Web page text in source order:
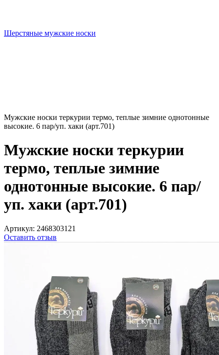
Шерстяные мужские носки
Мужские носки теркурии термо, теплые зимние однотонные
высокие. 6 пар/уп. хаки (арт.701)
Мужские носки теркурии
термо, теплые зимние
однотонные высокие. 6 пар/
уп. хаки (арт.701)
Артикул: 2468303121
Оставить отзыв